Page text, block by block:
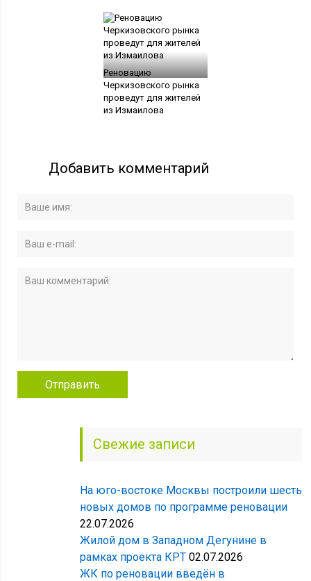
Реновацию
Черкизовского рынка
проведут для жителей
из Измаилова
Добавить комментарий
Свежие записи
На юго-востоке Москвы построили шесть
новых домов по программе реновации
22.07.2026
Жилой дом в Западном Дегунине в
рамках проекта КРТ 02.07.2026
ЖК по реновации введён в